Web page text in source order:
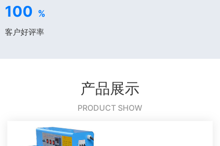
100 %
客户好评率
产品展示
PRODUCT SHOW